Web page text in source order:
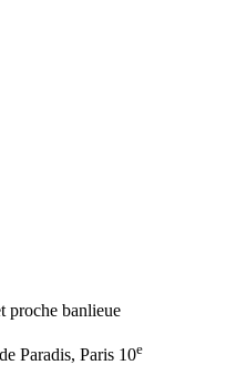
proche banlieue
Paradis, Paris 10e